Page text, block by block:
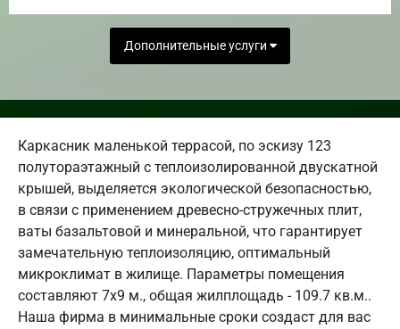
Дополнительные услуги
Каркасник маленькой террасой, по эскизу 123
полутораэтажный с теплоизолированной двускатной
крышей, выделяется экологической безопасностью,
в связи с применением древесно-стружечных плит,
ваты базальтовой и минеральной, что гарантирует
замечательную теплоизоляцию, оптимальный
микроклимат в жилище. Параметры помещения
составляют 7х9 м., общая жилплощадь - 109.7 кв.м..
Наша фирма в минимальные сроки создаст для вас